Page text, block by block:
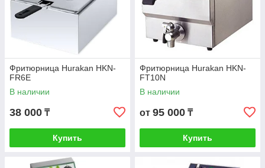
Фритюрница Hurakan HKN-
FR6E
В наличии
38 000 ₸
Купить
Фритюрница Hurakan HKN-
FT10N
В наличии
от 95 000 ₸
Купить